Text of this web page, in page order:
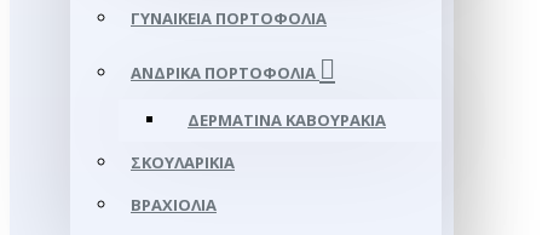
ΓΥΝΑΙΚΕΊΑ ΠΟΡΤΟΦΌΛΙΑ
ΑΝΔΡΙΚΆ ΠΟΡΤΟΦΌΛΙΑ
ΔΕΡΜΆΤΙΝΑ ΚΑΒΟΥΡΆΚΙΑ
ΣΚΟΥΛΑΡΊΚΙΑ
ΒΡΑΧΙΌΛΙΑ